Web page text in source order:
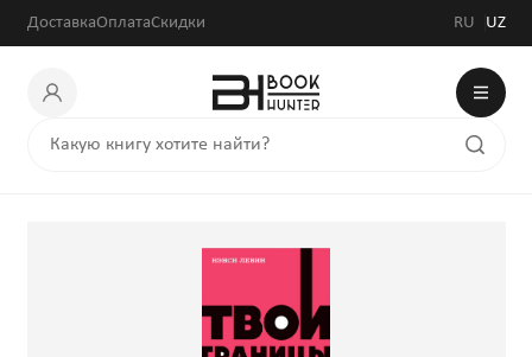
ДоставкаОплатаСкидки RU UZ